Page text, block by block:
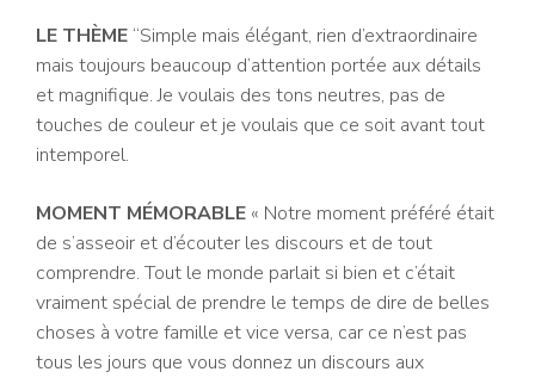
LE THÈME “Simple mais élégant, rien d’extraordinaire
mais toujours beaucoup d’attention portée aux détails
et magnifique. Je voulais des tons neutres, pas de
touches de couleur et je voulais que ce soit avant tout
intemporel.
MOMENT MÉMORABLE « Notre moment préféré était
de s’asseoir et d’écouter les discours et de tout
comprendre. Tout le monde parlait si bien et c’était
vraiment spécial de prendre le temps de dire de belles
choses à votre famille et vice versa, car ce n’est pas
tous les jours que vous donnez un discours aux